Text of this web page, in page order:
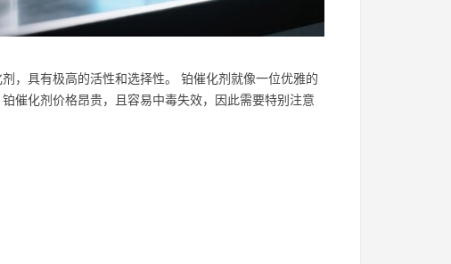
，具有极高的活性和选择性。 铂催化剂就像一位优雅的
催化剂价格昂贵，且容易中毒失效，因此需要特别注意